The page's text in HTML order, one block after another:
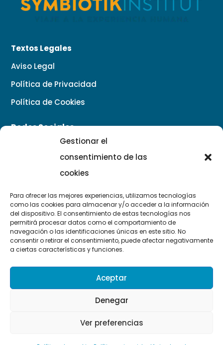
Gestionar el
consentimiento de las
cookies
Para ofrecer las mejores experiencias, utilizamos tecnologías
como las cookies para almacenar y/o acceder a la información
del dispositivo. El consentimiento de estas tecnologías nos
permitirá procesar datos como el comportamiento de
navegación o las identificaciones únicas en este sitio. No
consentir o retirar el consentimiento, puede afectar negativamente
a ciertas características y funciones.
Aceptar
Denegar
Ver preferencias
Textos Legales
Aviso Legal
Política de Privacidad
Política de Cookies
Redes Sociales
Contacto
 info@symbiotikinstitut.com

ANAMA Casa de Trasformació (Finca cerca de
Binissalem, Mallorca)